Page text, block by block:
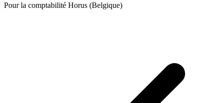
Pour la comptabilité Horus (Belgique)